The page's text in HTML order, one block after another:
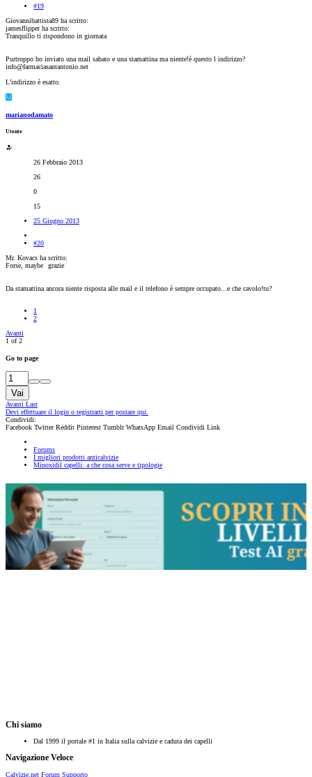
#19
Giovannibattista89 ha scritto:
jamesflipper ha scritto:
Tranquillo ti rispondono in giornata
Purtroppo ho inviato una mail sabato e una stamattina ma niente!è questo l indirizzo?
info@farmaciasantantonio.net
L'indirizzo è esatto.
M
marianodamato
Utente
26 Febbraio 2013
26
0
15
25 Giugno 2013
#20
Mr. Kovacs ha scritto:
Forse, maybe
grazie
Da stamattina ancora niente risposta alle mail e il telefono è sempre occupato...e che cavolo!tu?
1
2
Avanti
1 of 2
Go to page
Vai
Avanti Last
Devi effettuare il login o registrarti per postare qui.
Condividi:
Facebook Twitter Reddit Pinterest Tumblr WhatsApp Email Condividi Link
Forums
I migliori prodotti anticalvizie
Minoxidil capelli: a che cosa serve e tipologie
Chi siamo
Dal 1999 il portale #1 in Italia sulla calvizie e caduta dei capelli
Navigazione Veloce
Calvizie.net Forum Supporto